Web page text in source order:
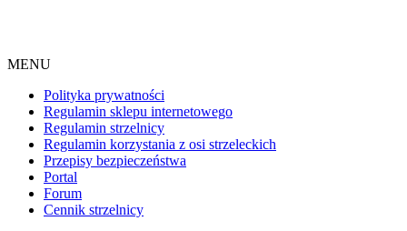
MENU
Polityka prywatności
Regulamin sklepu internetowego
Regulamin strzelnicy
Regulamin korzystania z osi strzeleckich
Przepisy bezpieczeństwa
Portal
Forum
Cennik strzelnicy